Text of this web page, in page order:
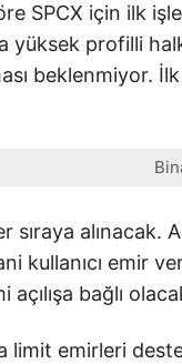
SPCX için ilk
yüksek profilli
beklenmiyor.
alınacak.
kullanıcı emir
bağlı
limit emirleri